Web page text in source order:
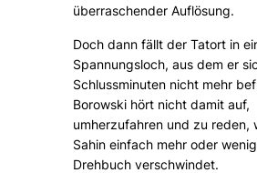
überraschender Auflösung.
Doch dann fällt der Tatort in
Spannungsloch, aus dem er
Schlussminuten nicht mehr
Borowski hört nicht damit auf,
umherzufahren und zu reden,
Sahin einfach mehr oder
Drehbuch verschwindet.